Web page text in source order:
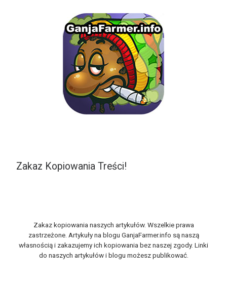
Zakaz Kopiowania Treści!
Zakaz kopiowania naszych artykułów. Wszelkie prawa
zastrzeżone. Artykuły na blogu GanjaFarmer.info są naszą
własnością i zakazujemy ich kopiowania bez naszej zgody. Linki
do naszych artykułów i blogu możesz publikować.